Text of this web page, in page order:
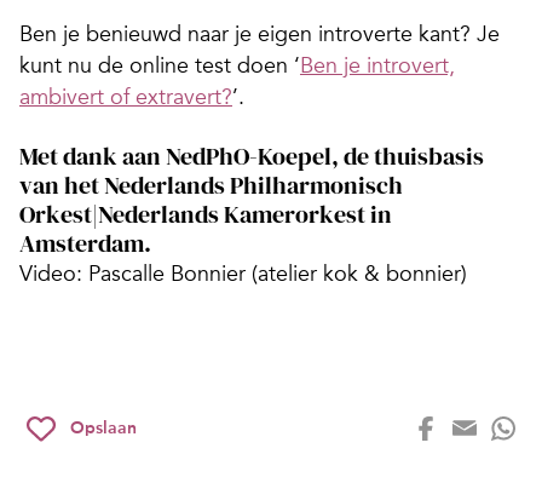
Ben je benieuwd naar je eigen introverte kant? Je
kunt nu de online test doen ‘Ben je introvert,
ambivert of extravert?’.
Met dank aan NedPhO-Koepel, de thuisbasis
van het Nederlands Philharmonisch
Orkest|Nederlands Kamerorkest in
Amsterdam.
Video: Pascalle Bonnier (atelier kok & bonnier)
Opslaan